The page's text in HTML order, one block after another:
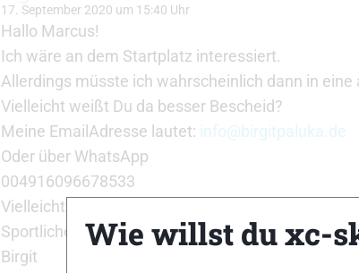
17. September 2020 um 15:40 Uhr
Hallo Marcus!
Ich wäre an dem Startplatz interessiert.
Allerdings müsste ich wahrscheinlich dann in
Vielleicht weißt Du da besser Bescheid?
Meine EmailAdresse lautet: info@birgitpaluka.de
Oder über WhatsApp
004916096678533
Vielleicht klappt s ja!?
Sportlichen Gruß
Birgit
Wie willst du xc-